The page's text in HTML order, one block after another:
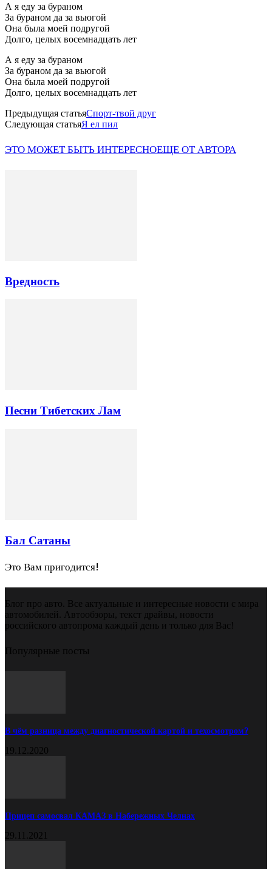
А я еду за бураном
За бураном да за вьюгой
Она была моей подругой
Долго, целых восемнадцать лет
А я еду за бураном
За бураном да за вьюгой
Она была моей подругой
Долго, целых восемнадцать лет
Предыдущая статьяСпорт-твой друг
Следующая статьяЯ ел пил
ЭТО МОЖЕТ БЫТЬ ИНТЕРЕСНОЕЩЕ ОТ АВТОРА
Вредность
Песни Тибетских Лам
Бал Сатаны
Это Вам пригодится!
Блог про авто. Все актуальные и интересные новости с мира
автомобилей. Автообзоры, текст драйвы, новости
российского автопрома каждый день и только для Вас!
Популярные посты
В чём разница между диагностической картой и техосмотром?
19.12.2020
Прицеп самосвал КАМАЗ в Набережных Челнах
29.11.2021